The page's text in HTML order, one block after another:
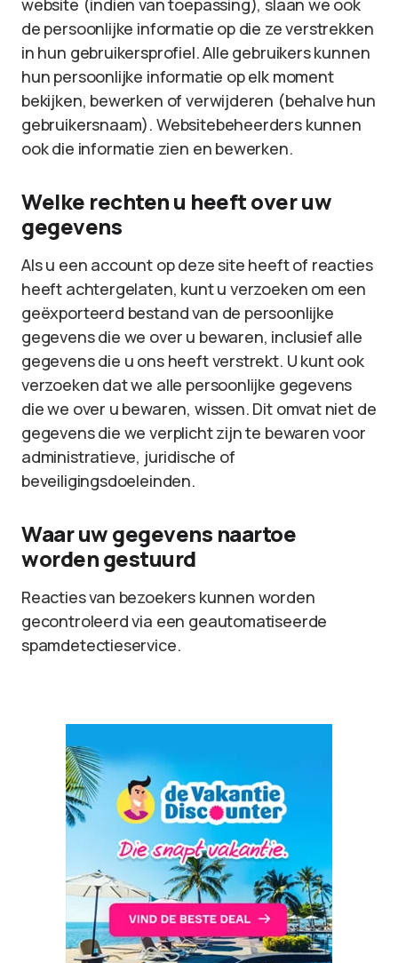
website (indien van toepassing), slaan we ook
de persoonlijke informatie op die ze verstrekken
in hun gebruikersprofiel. Alle gebruikers kunnen
hun persoonlijke informatie op elk moment
bekijken, bewerken of verwijderen (behalve hun
gebruikersnaam). Websitebeheerders kunnen
ook die informatie zien en bewerken.
Welke rechten u heeft over uw
gegevens
Als u een account op deze site heeft of reacties
heeft achtergelaten, kunt u verzoeken om een
geëxporteerd bestand van de persoonlijke
gegevens die we over u bewaren, inclusief alle
gegevens die u ons heeft verstrekt. U kunt ook
verzoeken dat we alle persoonlijke gegevens
die we over u bewaren, wissen. Dit omvat niet de
gegevens die we verplicht zijn te bewaren voor
administratieve, juridische of
beveiligingsdoeleinden.
Waar uw gegevens naartoe
worden gestuurd
Reacties van bezoekers kunnen worden
gecontroleerd via een geautomatiseerde
spamdetectieservice.